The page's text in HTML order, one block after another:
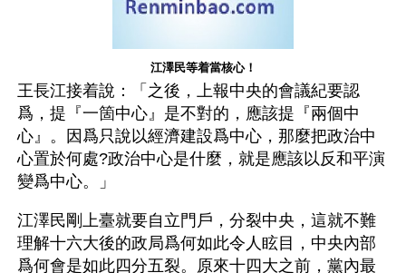
江澤民等着當核心！
王長江接着說：「之後，上報中央的會議紀要認
爲，提『一箇中心』是不對的，應該提『兩個中
心』。因爲只說以經濟建設爲中心，那麼把政治中
心置於何處?政治中心是什麼，就是應該以反和平演
變爲中心。」
江澤民剛上臺就要自立門戶，分裂中央，這就不難
理解十六大後的政局爲何如此令人眩目，中央內部
爲何會是如此四分五裂。原來十四大之前，黨內最